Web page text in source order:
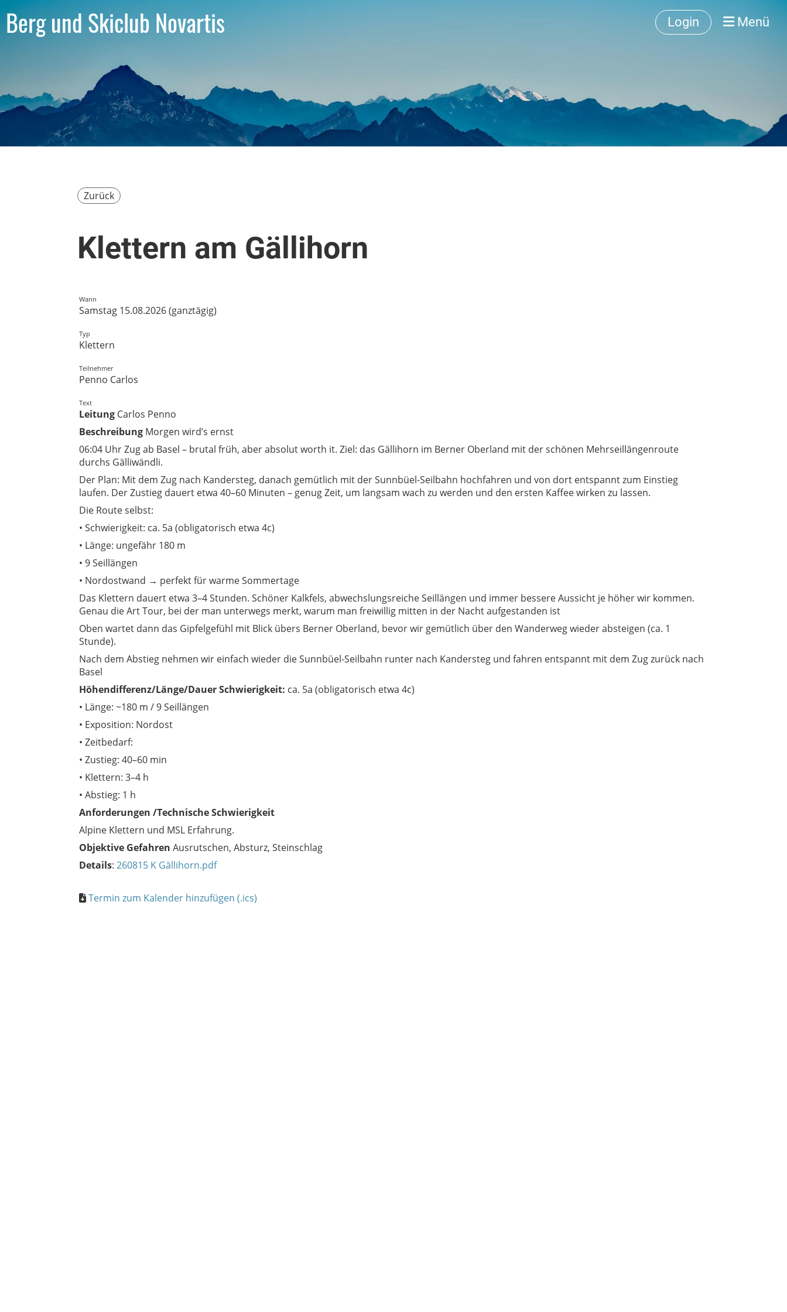
Berg und Skiclub Novartis Login Menü
Zurück
Klettern am Gällihorn
Wann
Samstag 15.08.2026 (ganztägig)
Typ
Klettern
Teilnehmer
Penno Carlos
Text
Leitung Carlos Penno
Beschreibung Morgen wird’s ernst
06:04 Uhr Zug ab Basel – brutal früh, aber absolut worth it. Ziel: das Gällihorn im Berner Oberland mit der schönen Mehrseillängenroute
durchs Gälliwändli.
Der Plan: Mit dem Zug nach Kandersteg, danach gemütlich mit der Sunnbüel-Seilbahn hochfahren und von dort entspannt zum Einstieg
laufen. Der Zustieg dauert etwa 40–60 Minuten – genug Zeit, um langsam wach zu werden und den ersten Kaffee wirken zu lassen.
Die Route selbst:
• Schwierigkeit: ca. 5a (obligatorisch etwa 4c)
• Länge: ungefähr 180 m
• 9 Seillängen
• Nordostwand → perfekt für warme Sommertage
Das Klettern dauert etwa 3–4 Stunden. Schöner Kalkfels, abwechslungsreiche Seillängen und immer bessere Aussicht je höher wir kommen.
Genau die Art Tour, bei der man unterwegs merkt, warum man freiwillig mitten in der Nacht aufgestanden ist
Oben wartet dann das Gipfelgefühl mit Blick übers Berner Oberland, bevor wir gemütlich über den Wanderweg wieder absteigen (ca. 1
Stunde).
Nach dem Abstieg nehmen wir einfach wieder die Sunnbüel-Seilbahn runter nach Kandersteg und fahren entspannt mit dem Zug zurück nach
Basel
Höhendifferenz/Länge/Dauer Schwierigkeit: ca. 5a (obligatorisch etwa 4c)
• Länge: ~180 m / 9 Seillängen
• Exposition: Nordost
• Zeitbedarf:
• Zustieg: 40–60 min
• Klettern: 3–4 h
• Abstieg: 1 h
Anforderungen /Technische Schwierigkeit
Alpine Klettern und MSL Erfahrung.
Objektive Gefahren Ausrutschen, Absturz, Steinschlag
Details: 260815 K Gällihorn.pdf
Termin zum Kalender hinzufügen (.ics)